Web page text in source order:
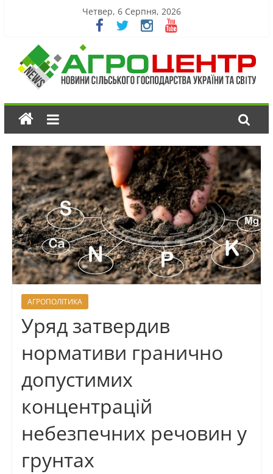
Четвер, 6 Серпня, 2026
АГРОПОЛІТИКА
Уряд затвердив
нормативи гранично
допустимих
концентрацій
небезпечних речовин у
грунтах